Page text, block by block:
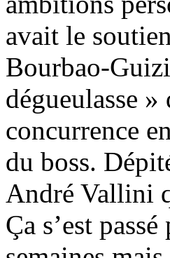
avait le
Bourbao-
dégueulasse
concurrence
du boss.
André Vallini
Ça s’est